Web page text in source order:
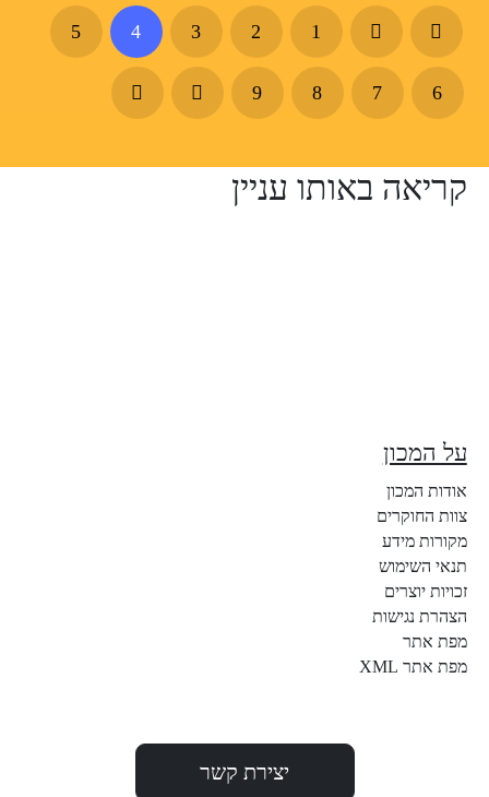
1
2
3
4
5
6
7
8
9
קריאה באותו עניין
על המכון
אודות המכון
צוות החוקרים
מקורות מידע
תנאי השימוש
זכויות יוצרים
הצהרת נגישות
מפת אתר
מפת אתר XML
יצירת קשר